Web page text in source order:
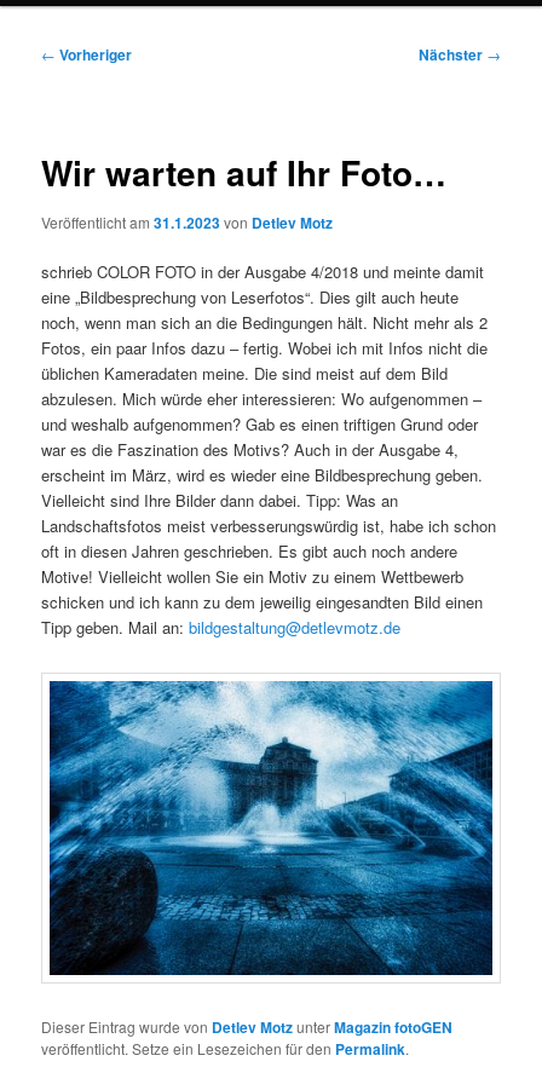
Beitragsnavigation
← Vorheriger Nächster →
Wir warten auf Ihr Foto…
Veröffentlicht am31.1.2023von Detlev Motz
schrieb COLOR FOTO in der Ausgabe 4/2018 und meinte damit
eine „Bildbesprechung von Leserfotos“. Dies gilt auch heute
noch, wenn man sich an die Bedingungen hält. Nicht mehr als 2
Fotos, ein paar Infos dazu – fertig. Wobei ich mit Infos nicht die
üblichen Kameradaten meine. Die sind meist auf dem Bild
abzulesen. Mich würde eher interessieren: Wo aufgenommen –
und weshalb aufgenommen? Gab es einen triftigen Grund oder
war es die Faszination des Motivs? Auch in der Ausgabe 4,
erscheint im März, wird es wieder eine Bildbesprechung geben.
Vielleicht sind Ihre Bilder dann dabei. Tipp: Was an
Landschaftsfotos meist verbesserungswürdig ist, habe ich schon
oft in diesen Jahren geschrieben. Es gibt auch noch andere
Motive! Vielleicht wollen Sie ein Motiv zu einem Wettbewerb
schicken und ich kann zu dem jeweilig eingesandten Bild einen
Tipp geben. Mail an:bildgestaltung@detlevmotz.de
Dieser Eintrag wurde von Detlev MotzunterMagazin fotoGEN
veröffentlicht. Setze ein Lesezeichen für den Permalink.